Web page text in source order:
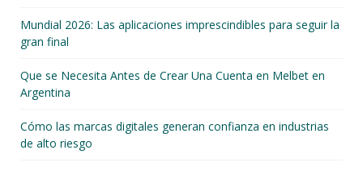
Mundial 2026: Las aplicaciones imprescindibles para seguir la
gran final
Que se Necesita Antes de Crear Una Cuenta en Melbet en
Argentina
Cómo las marcas digitales generan confianza en industrias
de alto riesgo